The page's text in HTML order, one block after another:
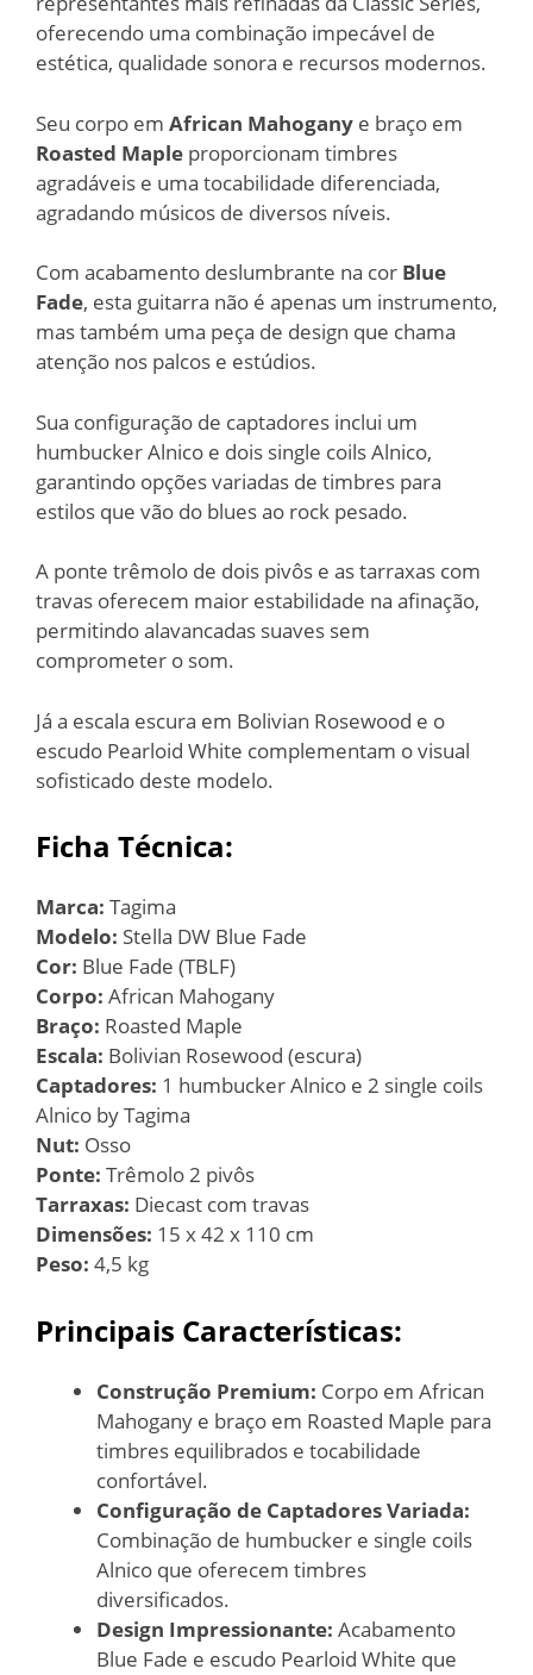
oferecendo uma combinação impecável de
estética, qualidade sonora e recursos modernos.
Seu corpo em African Mahogany e braço em
Roasted Maple proporcionam timbres
agradáveis e uma tocabilidade diferenciada,
agradando músicos de diversos níveis.
Com acabamento deslumbrante na cor Blue
Fade, esta guitarra não é apenas um instrumento,
mas também uma peça de design que chama
atenção nos palcos e estúdios.
Sua configuração de captadores inclui um
humbucker Alnico e dois single coils Alnico,
garantindo opções variadas de timbres para
estilos que vão do blues ao rock pesado.
A ponte trêmolo de dois pivôs e as tarraxas com
travas oferecem maior estabilidade na afinação,
permitindo alavancadas suaves sem
comprometer o som.
Já a escala escura em Bolivian Rosewood e o
escudo Pearloid White complementam o visual
sofisticado deste modelo.
Ficha Técnica:
Marca: Tagima
Modelo: Stella DW Blue Fade
Cor: Blue Fade (TBLF)
Corpo: African Mahogany
Braço: Roasted Maple
Escala: Bolivian Rosewood (escura)
Captadores: 1 humbucker Alnico e 2 single coils
Alnico by Tagima
Nut: Osso
Ponte: Trêmolo 2 pivôs
Tarraxas: Diecast com travas
Dimensões: 15 x 42 x 110 cm
Peso: 4,5 kg
Principais Características:
Construção Premium: Corpo em African
Mahogany e braço em Roasted Maple para
timbres equilibrados e tocabilidade
confortável.
Configuração de Captadores Variada:
Combinação de humbucker e single coils
Alnico que oferecem timbres
diversificados.
Design Impressionante: Acabamento
Blue Fade e escudo Pearloid White que